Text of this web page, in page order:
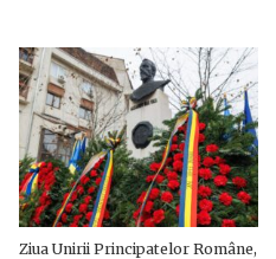
Ziua Unirii Principatelor Române,